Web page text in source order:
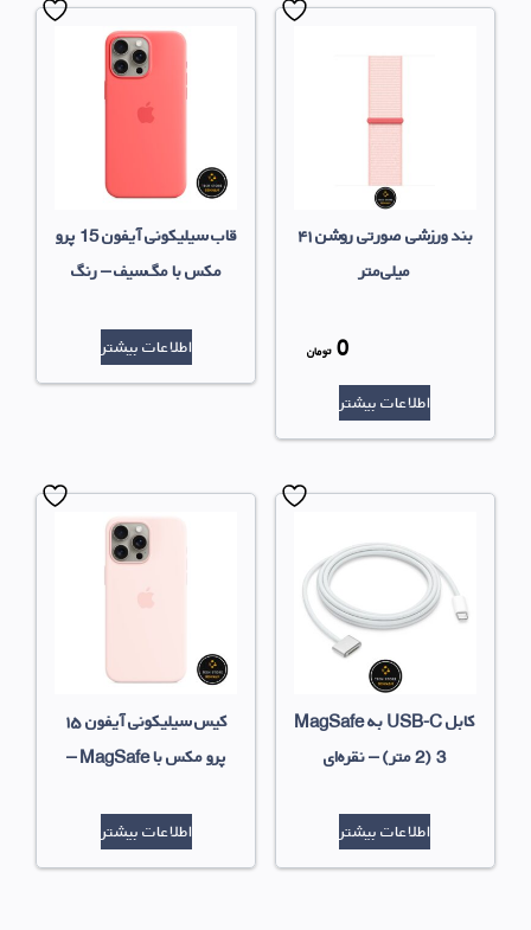
بند ورزشی صورتی روشن ۴۱
میلی‌متر
قیمت
0 تومان
0 تومان
اطلاعات بیشتر
قاب سیلیکونی آیفون 15 پرو
مکس با مگ‌سیف – رنگ
اطلاعات بیشتر
کابل USB-C به MagSafe
3 (2 متر) – نقره‌ای
اطلاعات بیشتر
کیس سیلیکونی آیفون ۱۵
پرو مکس با MagSafe –
اطلاعات بیشتر